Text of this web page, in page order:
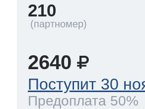
210
2640
Поступит 30
Предоплата 50%